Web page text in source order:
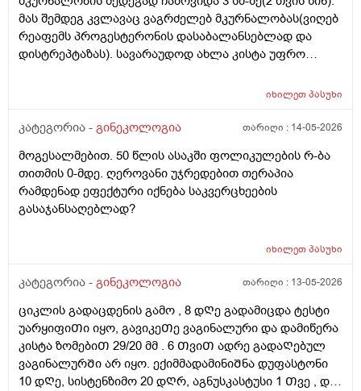
მას შემდეგ კვლავაც ვაგრძელებ მკურნალობას(ვიღებ
რეაფემს პროგესტერონის დასაბალანსებლად და
დისტრეპტაზას). სავარაუდოდ ახლა კისტა უფრო
ვიზიტი) მსურს აპარატული მასაჟის - ენდოსფერო
კეთდება და ვიბრაციის მეშვეობით აუმჯობესებს
მაინტერესებს, მუცლის არეზე დასაშვებია ეს
პროცედურა?
იხილეთპასუხი
კატეგორია - გინეკოლოგია თარიღი : 14-05-2026
მოგესალმებით. 50 წლის ასაკში ფოლიკულების რ-ბა
თითმის 0-მდე. ღეროვანი უჯრედებით თერაპია
რამდენად ეფექტური იქნება საკვერცხეების
გასაჯანსაღებლად?
იხილეთპასუხი
კატეგორია - გინეკოლოგია თარიღი : 13-05-2026
ციკლის გადაცდენის გამო , 8 დᲦე გადამიცდა ტესტი
უარყიფიᲗი იყო, გავიკეᲗე ვაგინალური და დამიწერა
კისტა ზომებიᲗ 29/20 მმ . 6 ᲗვიᲗ ადრე გადაᲦებულ
ვაგინალურᲨი არ იყო. ექიმმადამინიᲨნა დუფასტონი
10 დᲦე, სისტენზიმო 20 დᲦრ, აგნუსკასტუსი 1 Თვე , და